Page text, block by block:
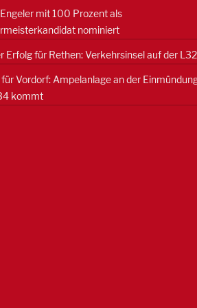
mit 100 Prozent als
nominiert
Erfolg für Rethen: Verkehrsinsel auf der
Vordorf: Ampelanlage an der
kommt